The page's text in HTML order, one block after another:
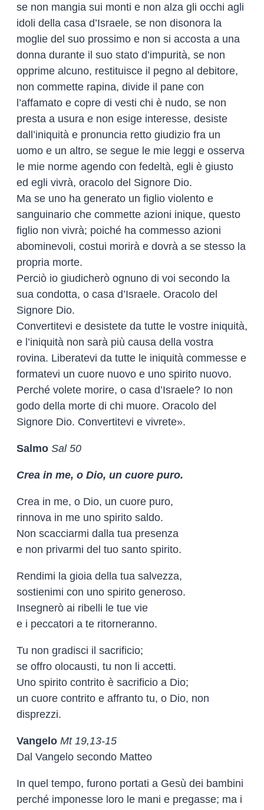
se non mangia sui monti e non alza gli occhi agli
idoli della casa d’Israele, se non disonora la
moglie del suo prossimo e non si accosta a una
donna durante il suo stato d’impurità, se non
opprime alcuno, restituisce il pegno al debitore,
non commette rapina, divide il pane con
l’affamato e copre di vesti chi è nudo, se non
presta a usura e non esige interesse, desiste
dall’iniquità e pronuncia retto giudizio fra un
uomo e un altro, se segue le mie leggi e osserva
le mie norme agendo con fedeltà, egli è giusto
ed egli vivrà, oracolo del Signore Dio.
Ma se uno ha generato un figlio violento e
sanguinario che commette azioni inique, questo
figlio non vivrà; poiché ha commesso azioni
abominevoli, costui morirà e dovrà a se stesso la
propria morte.
Perciò io giudicherò ognuno di voi secondo la
sua condotta, o casa d’Israele. Oracolo del
Signore Dio.
Convertitevi e desistete da tutte le vostre iniquità,
e l’iniquità non sarà più causa della vostra
rovina. Liberatevi da tutte le iniquità commesse e
formatevi un cuore nuovo e uno spirito nuovo.
Perché volete morire, o casa d’Israele? Io non
godo della morte di chi muore. Oracolo del
Signore Dio. Convertitevi e vivrete».
Salmo Sal 50
Crea in me, o Dio, un cuore puro.
Crea in me, o Dio, un cuore puro,
rinnova in me uno spirito saldo.
Non scacciarmi dalla tua presenza
e non privarmi del tuo santo spirito.
Rendimi la gioia della tua salvezza,
sostienimi con uno spirito generoso.
Insegnerò ai ribelli le tue vie
e i peccatori a te ritorneranno.
Tu non gradisci il sacrificio;
se offro olocausti, tu non li accetti.
Uno spirito contrito è sacrificio a Dio;
un cuore contrito e affranto tu, o Dio, non
disprezzi.
Vangelo Mt 19,13-15
Dal Vangelo secondo Matteo
In quel tempo, furono portati a Gesù dei bambini
perché imponesse loro le mani e pregasse; ma i